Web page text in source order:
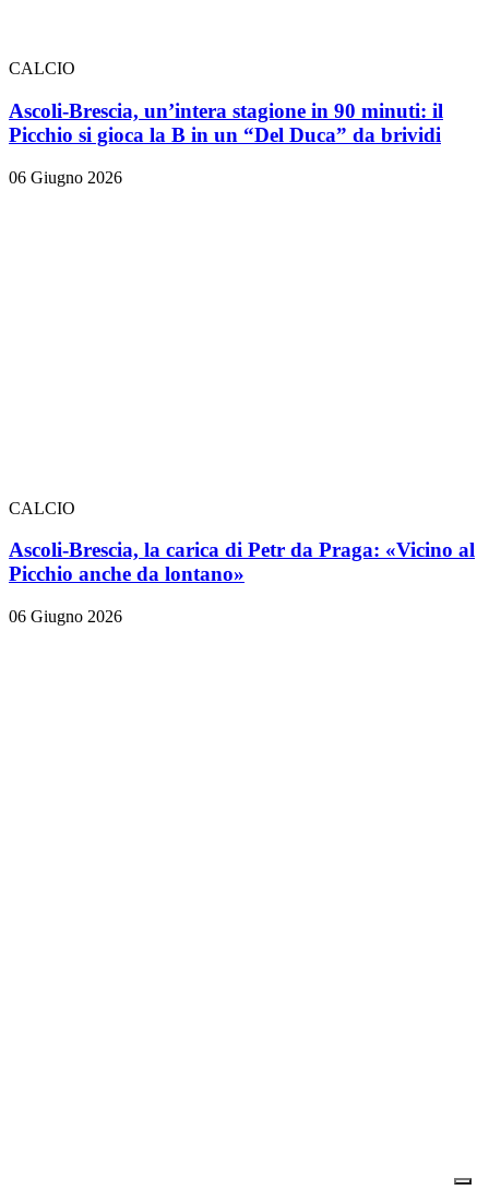
CALCIO
Ascoli-Brescia, un’intera stagione in 90 minuti: il
Picchio si gioca la B in un “Del Duca” da brividi
06 Giugno 2026
CALCIO
Ascoli-Brescia, la carica di Petr da Praga: «Vicino al
Picchio anche da lontano»
06 Giugno 2026